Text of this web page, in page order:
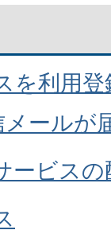
を利用
ールが
ービス